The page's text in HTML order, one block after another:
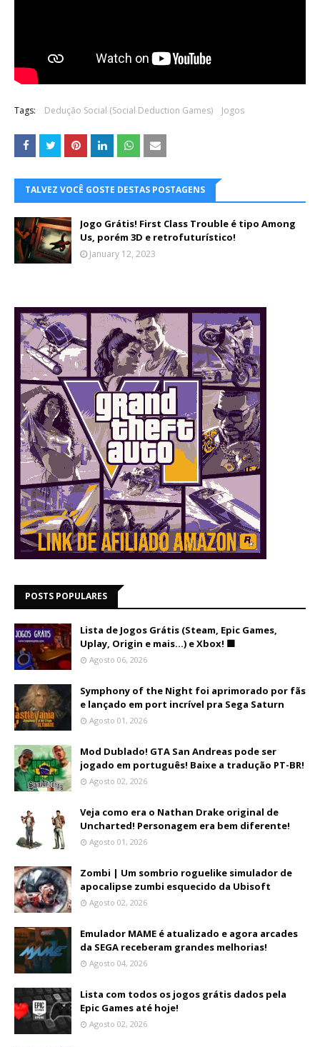
Tags: Dedução Social (Social Deduction Games) Jogos
TALVEZ VOCÊ GOSTE DESTAS POSTAGENS
Jogo Grátis! First Class Trouble é tipo Among
Us, porém 3D e retrofuturístico!
January 12, 2023
POSTS POPULARES
Lista de Jogos Grátis (Steam, Epic Games,
Uplay, Origin e mais...) e Xbox! 🟩
Agosto 06, 2026
Symphony of the Night foi aprimorado por fãs
e lançado em port incrível pra Sega Saturn
Agosto 01, 2026
Mod Dublado! GTA San Andreas pode ser
jogado em português! Baixe a tradução PT-BR!
Agosto 02, 2026
Veja como era o Nathan Drake original de
Uncharted! Personagem era bem diferente!
Agosto 01, 2026
Zombi | Um sombrio roguelike simulador de
apocalipse zumbi esquecido da Ubisoft
Agosto 02, 2026
Emulador MAME é atualizado e agora arcades
da SEGA receberam grandes melhorias!
Agosto 04, 2026
Lista com todos os jogos grátis dados pela
Epic Games até hoje!
Agosto 02, 2026